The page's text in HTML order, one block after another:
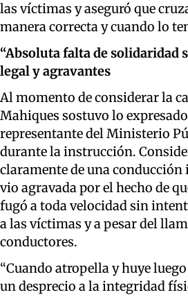
las víctimas y aseguró que
manera correcta y cuando lo
“Absoluta falta de solidaridad
legal y agravantes
Al momento de considerar la
Mahiques sostuvo lo
representante del Ministerio
durante la instrucción.
claramente de una conducción
vio agravada por el hecho de
fugó a toda velocidad sin
a las víctimas y a pesar del
conductores.
“Cuando atropella y huye
un desprecio a la integridad